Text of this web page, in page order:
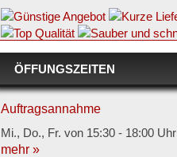
Fußballtasse inkl. Druck
Stck.11,90 € inkl. MwSt.
Zum Designer →
ÖFFUNGSZEITEN
Auftragsannahme
Mi., Do., Fr. von 15:30 - 18:00 Uhr
mehr »